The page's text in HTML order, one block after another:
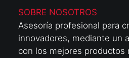
SOBRE NOSOTROS
Asesoría profesional para
innovadores, mediante un
con los mejores productos